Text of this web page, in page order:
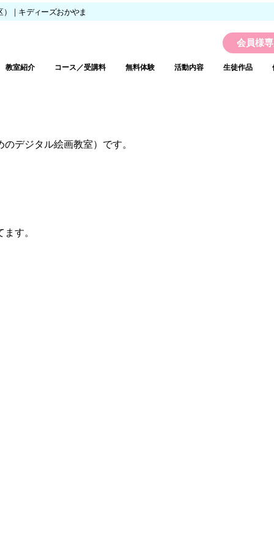
｜キディーズおかやま
会員様
教室紹介 コース／受講料 無料体験 活動内容 生徒作品
デジタル絵画教室）です。
す。